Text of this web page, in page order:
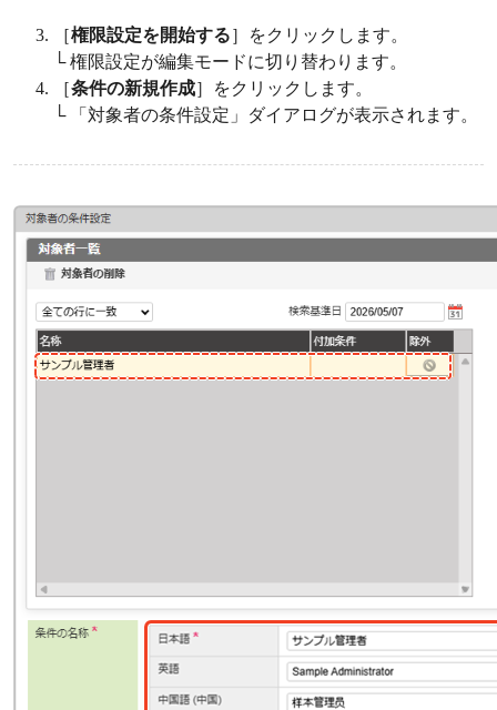
［権限設定を開始する］をクリックします。
└ 権限設定が編集モードに切り替わります。
［条件の新規作成］をクリックします。
└ 「対象者の条件設定」ダイアログが表示されます。